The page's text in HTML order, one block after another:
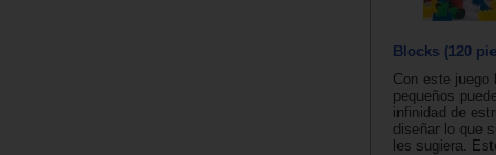
Blocks (120
Con este juego
pequeños
infinidad de
diseñar lo que
les sugiera.